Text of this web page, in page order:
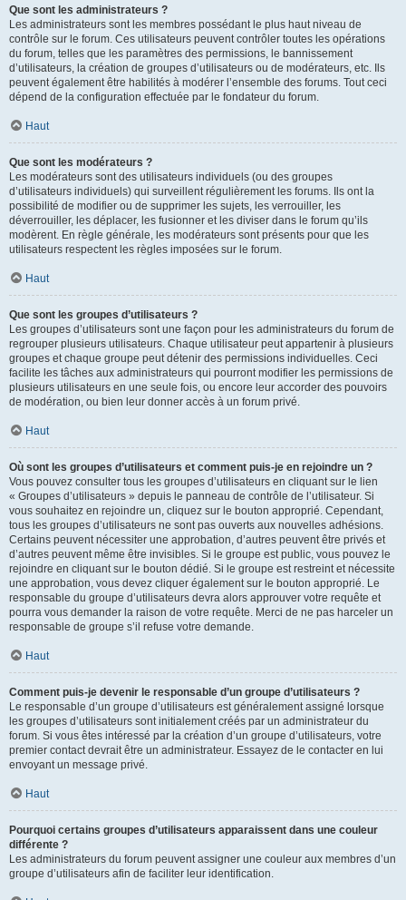
Que sont les administrateurs ?
Les administrateurs sont les membres possédant le plus haut niveau de
contrôle sur le forum. Ces utilisateurs peuvent contrôler toutes les opérations
du forum, telles que les paramètres des permissions, le bannissement
d’utilisateurs, la création de groupes d’utilisateurs ou de modérateurs, etc. Ils
peuvent également être habilités à modérer l’ensemble des forums. Tout ceci
dépend de la configuration effectuée par le fondateur du forum.
Haut
Que sont les modérateurs ?
Les modérateurs sont des utilisateurs individuels (ou des groupes
d’utilisateurs individuels) qui surveillent régulièrement les forums. Ils ont la
possibilité de modifier ou de supprimer les sujets, les verrouiller, les
déverrouiller, les déplacer, les fusionner et les diviser dans le forum qu’ils
modèrent. En règle générale, les modérateurs sont présents pour que les
utilisateurs respectent les règles imposées sur le forum.
Haut
Que sont les groupes d’utilisateurs ?
Les groupes d’utilisateurs sont une façon pour les administrateurs du forum de
regrouper plusieurs utilisateurs. Chaque utilisateur peut appartenir à plusieurs
groupes et chaque groupe peut détenir des permissions individuelles. Ceci
facilite les tâches aux administrateurs qui pourront modifier les permissions de
plusieurs utilisateurs en une seule fois, ou encore leur accorder des pouvoirs
de modération, ou bien leur donner accès à un forum privé.
Haut
Où sont les groupes d’utilisateurs et comment puis-je en rejoindre un ?
Vous pouvez consulter tous les groupes d’utilisateurs en cliquant sur le lien
« Groupes d’utilisateurs » depuis le panneau de contrôle de l’utilisateur. Si
vous souhaitez en rejoindre un, cliquez sur le bouton approprié. Cependant,
tous les groupes d’utilisateurs ne sont pas ouverts aux nouvelles adhésions.
Certains peuvent nécessiter une approbation, d’autres peuvent être privés et
d’autres peuvent même être invisibles. Si le groupe est public, vous pouvez le
rejoindre en cliquant sur le bouton dédié. Si le groupe est restreint et nécessite
une approbation, vous devez cliquer également sur le bouton approprié. Le
responsable du groupe d’utilisateurs devra alors approuver votre requête et
pourra vous demander la raison de votre requête. Merci de ne pas harceler un
responsable de groupe s’il refuse votre demande.
Haut
Comment puis-je devenir le responsable d’un groupe d’utilisateurs ?
Le responsable d’un groupe d’utilisateurs est généralement assigné lorsque
les groupes d’utilisateurs sont initialement créés par un administrateur du
forum. Si vous êtes intéressé par la création d’un groupe d’utilisateurs, votre
premier contact devrait être un administrateur. Essayez de le contacter en lui
envoyant un message privé.
Haut
Pourquoi certains groupes d’utilisateurs apparaissent dans une couleur
différente ?
Les administrateurs du forum peuvent assigner une couleur aux membres d’un
groupe d’utilisateurs afin de faciliter leur identification.